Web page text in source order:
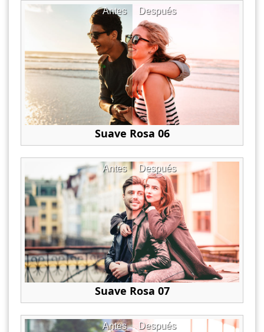
Después
Antes
Suave Rosa 06
Después
Antes
Suave Rosa 07
Después
Antes